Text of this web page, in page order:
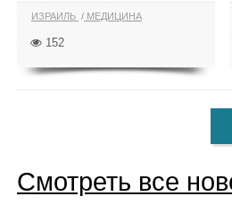
ИЗРАИЛЬ МЕДИЦИНА
152
Смотреть все